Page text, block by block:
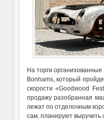
На торги
Bonhams, который
скорости «Goodwood
продажу разобранная
лежат по отделочным
сам, планируют выручить